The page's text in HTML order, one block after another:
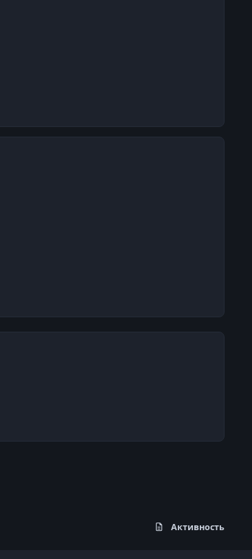
Активность